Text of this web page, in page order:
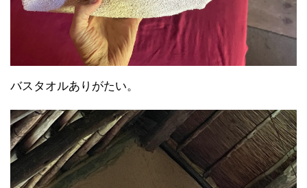
バスタオルありがたい。